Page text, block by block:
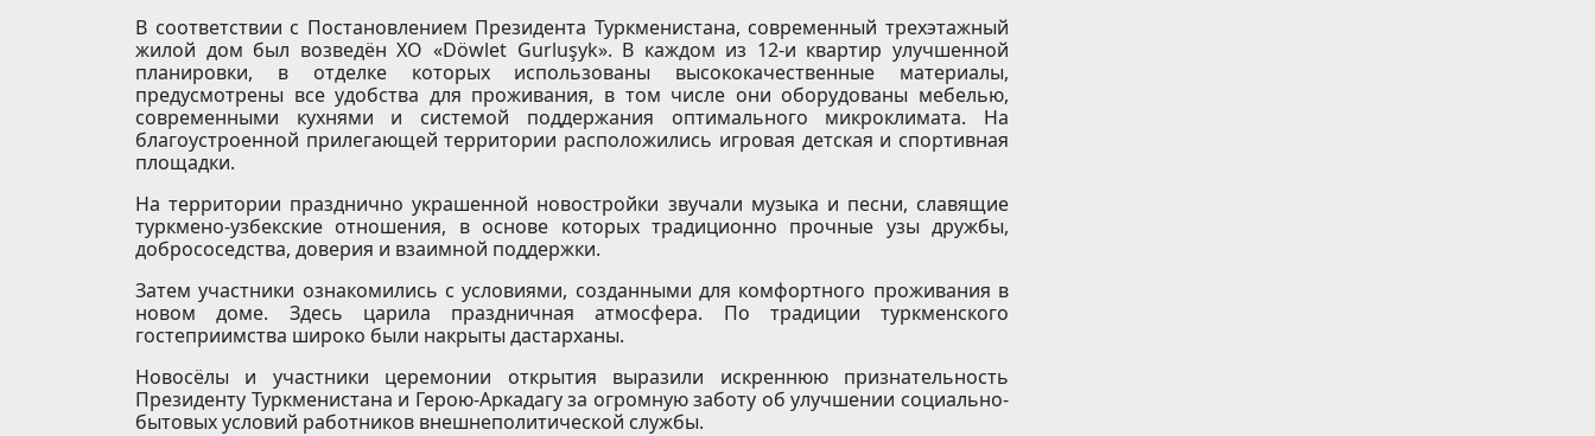
В соответствии с Постановлением Президента Туркменистана, современный трехэтажный
жилой дом был возведён ХО «Döwlet Gurluşyk». В каждом из 12-и квартир улучшенной
планировки, в отделке которых использованы высококачественные материалы,
предусмотрены все удобства для проживания, в том числе они оборудованы мебелью,
современными кухнями и системой поддержания оптимального микроклимата. На
благоустроенной прилегающей территории расположились игровая детская и спортивная
площадки.
На территории празднично украшенной новостройки звучали музыка и песни, славящие
туркмено-узбекские отношения, в основе которых традиционно прочные узы дружбы,
добрососедства, доверия и взаимной поддержки.
Затем участники ознакомились с условиями, созданными для комфортного проживания в
новом доме. Здесь царила праздничная атмосфера. По традиции туркменского
гостеприимства широко были накрыты дастарханы.
Новосёлы и участники церемонии открытия выразили искреннюю признательность
Президенту Туркменистана и Герою-Аркадагу за огромную заботу об улучшении социально-
бытовых условий работников внешнеполитической службы.